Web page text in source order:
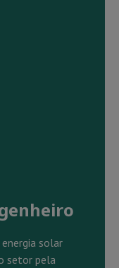
solar
setor pela